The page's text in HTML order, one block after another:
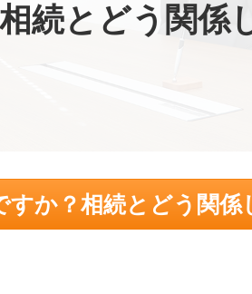
続とどう関係
すか？相続とどう関係